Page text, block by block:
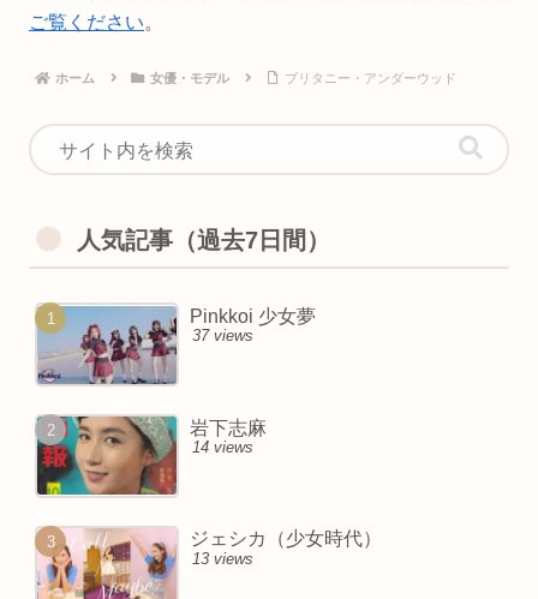
ご覧ください。
ホーム 女優・モデル ブリタニー・アンダーウッド
人気記事（過去7日間）
Pinkkoi 少女夢
37 views
岩下志麻
14 views
ジェシカ（少女時代）
13 views